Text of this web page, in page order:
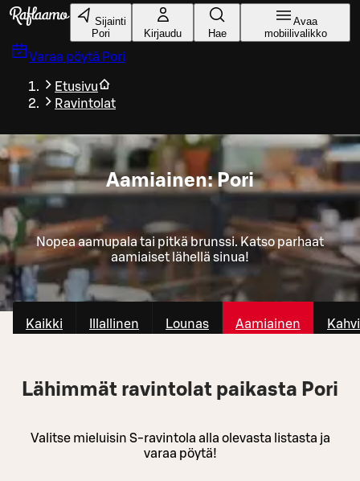
Siirry pääsisältöön
Sijainti
Pori
Kirjaudu Hae
Avaa
mobiilivalikko
Varaa pöytä Pori
Etusivu
Ravintolat
Aamiainen: Pori
Nopea aamupala tai pitkä brunssi. Katso parhaat
aamiaiset lähellä sinua!
Kaikki Illallinen Lounas Aamiainen
Lähimmät ravintolat paikasta Pori
Valitse mieluisin S-ravintola alla olevasta listasta ja
varaa pöytä!